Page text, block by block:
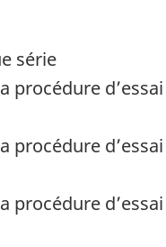
série
procédure d’essai
procédure d’essai
procédure d’essai